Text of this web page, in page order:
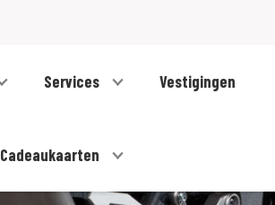
Services Vestigingen
Cadeaukaarten